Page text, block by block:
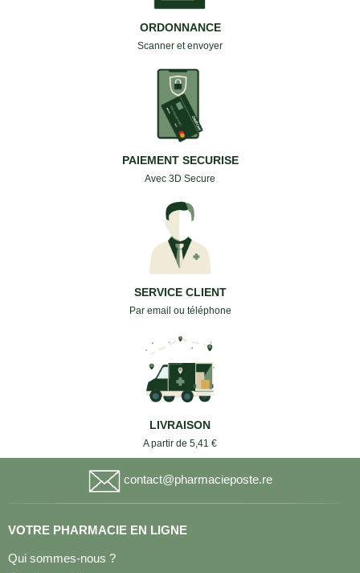
ORDONNANCE
Scanner et envoyer
PAIEMENT SECURISE
Avec 3D Secure
SERVICE CLIENT
Par email ou téléphone
LIVRAISON
A partir de 5,41 €
contact@pharmacieposte.re
VOTRE PHARMACIE EN LIGNE
Qui sommes-nous ?